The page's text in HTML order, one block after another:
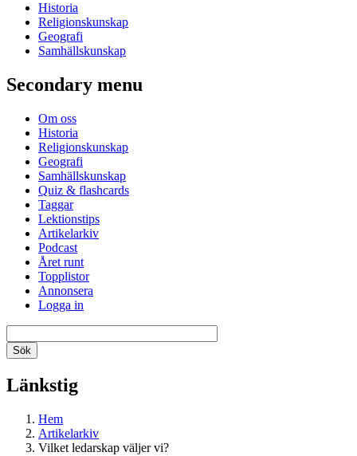
Historia
Religionskunskap
Geografi
Samhällskunskap
Secondary menu
Om oss
Historia
Religionskunskap
Geografi
Samhällskunskap
Quiz & flashcards
Taggar
Lektionstips
Artikelarkiv
Podcast
Året runt
Topplistor
Annonsera
Logga in
Länkstig
Hem
Artikelarkiv
Vilket ledarskap väljer vi?